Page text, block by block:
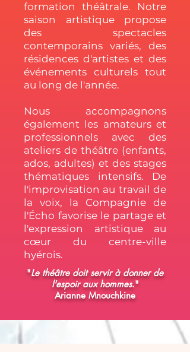
formation théâtrale. Notre
saison artistique propose
des spectacles
contemporains variés, des
résidences d'artistes et des
événements culturels tout
au long de l'année.
Nous accompagnons
également les amateurs et
professionnels avec des
ateliers de théâtre (enfants,
ados, adultes) et des stages
thématiques intensifs. De
l'improvisation au travail de
la voix, la Compagnie de
l'Écho favorise le partage et
l'expression artistique au
cœur du centre-ville
hyérois.
"Le théâtre doit servir à donner de
l'espoir aux hommes."
Arianne Mnouchkine​​